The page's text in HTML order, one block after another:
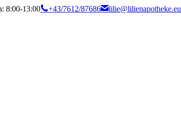
8:00-13:00 +43/7612/87686
lilie@lilienapotheke.eu